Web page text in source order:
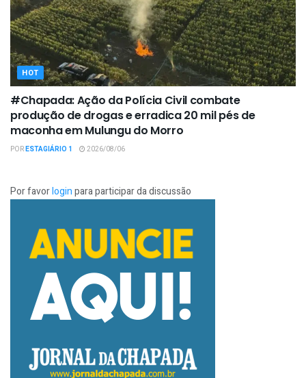
HOT
#Chapada: Ação da Polícia Civil combate
produção de drogas e erradica 20 mil pés de
maconha em Mulungu do Morro
PORESTAGIÁRIO 1 2026/08/06
Por favorloginpara participar da discussão